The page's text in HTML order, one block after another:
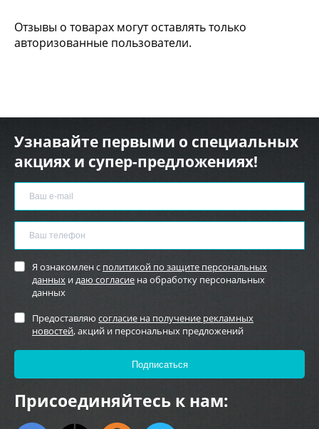
Отзывы о товарах могут оставлять только
авторизованные пользователи.
Узнавайте первыми о специальных
акциях и супер-предложениях!
Я ознакомлен с политикой по защите персональных
данных идаю согласие на обработку персональных
данных
Предоставляю согласие на получение рекламных
новостей, акций и персональных предложений
Присоединяйтесь к нам: